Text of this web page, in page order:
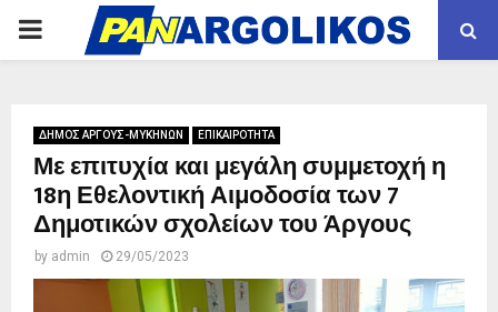
PRIMARY
ΔΗΜΟΣ ΑΡΓΟΥΣ-ΜΥΚΗΝΩΝ ΕΠΙΚΑΙΡΟΤΗΤΑ
Με επιτυχία και μεγάλη συμμετοχή η
18η Εθελοντική Αιμοδοσία των 7
Δημοτικών σχολείων του Άργους
by admin 29/05/2023